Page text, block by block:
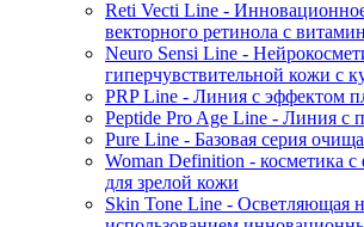
Reti Vecti Line -
векторного ретинола с
Neuro Sensi Line -
гиперчувствительной кожи с
PRP Line - Линия с эффектом
Peptide Pro Age Line - Линия с
Pure Line - Базовая серия
Woman Definition - косметика с
для зрелой кожи
Skin Tone Line - Осветляющая